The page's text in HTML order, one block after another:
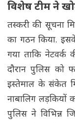
विशेष टीम ने
तस्करी की सूचना
का गठन किया.
गया ताकि नेटवर्क
दौरान पुलिस को
इस्तेमाल के संकेत
नाबालिग लड़कियों
पुलिस ने विभिन्न